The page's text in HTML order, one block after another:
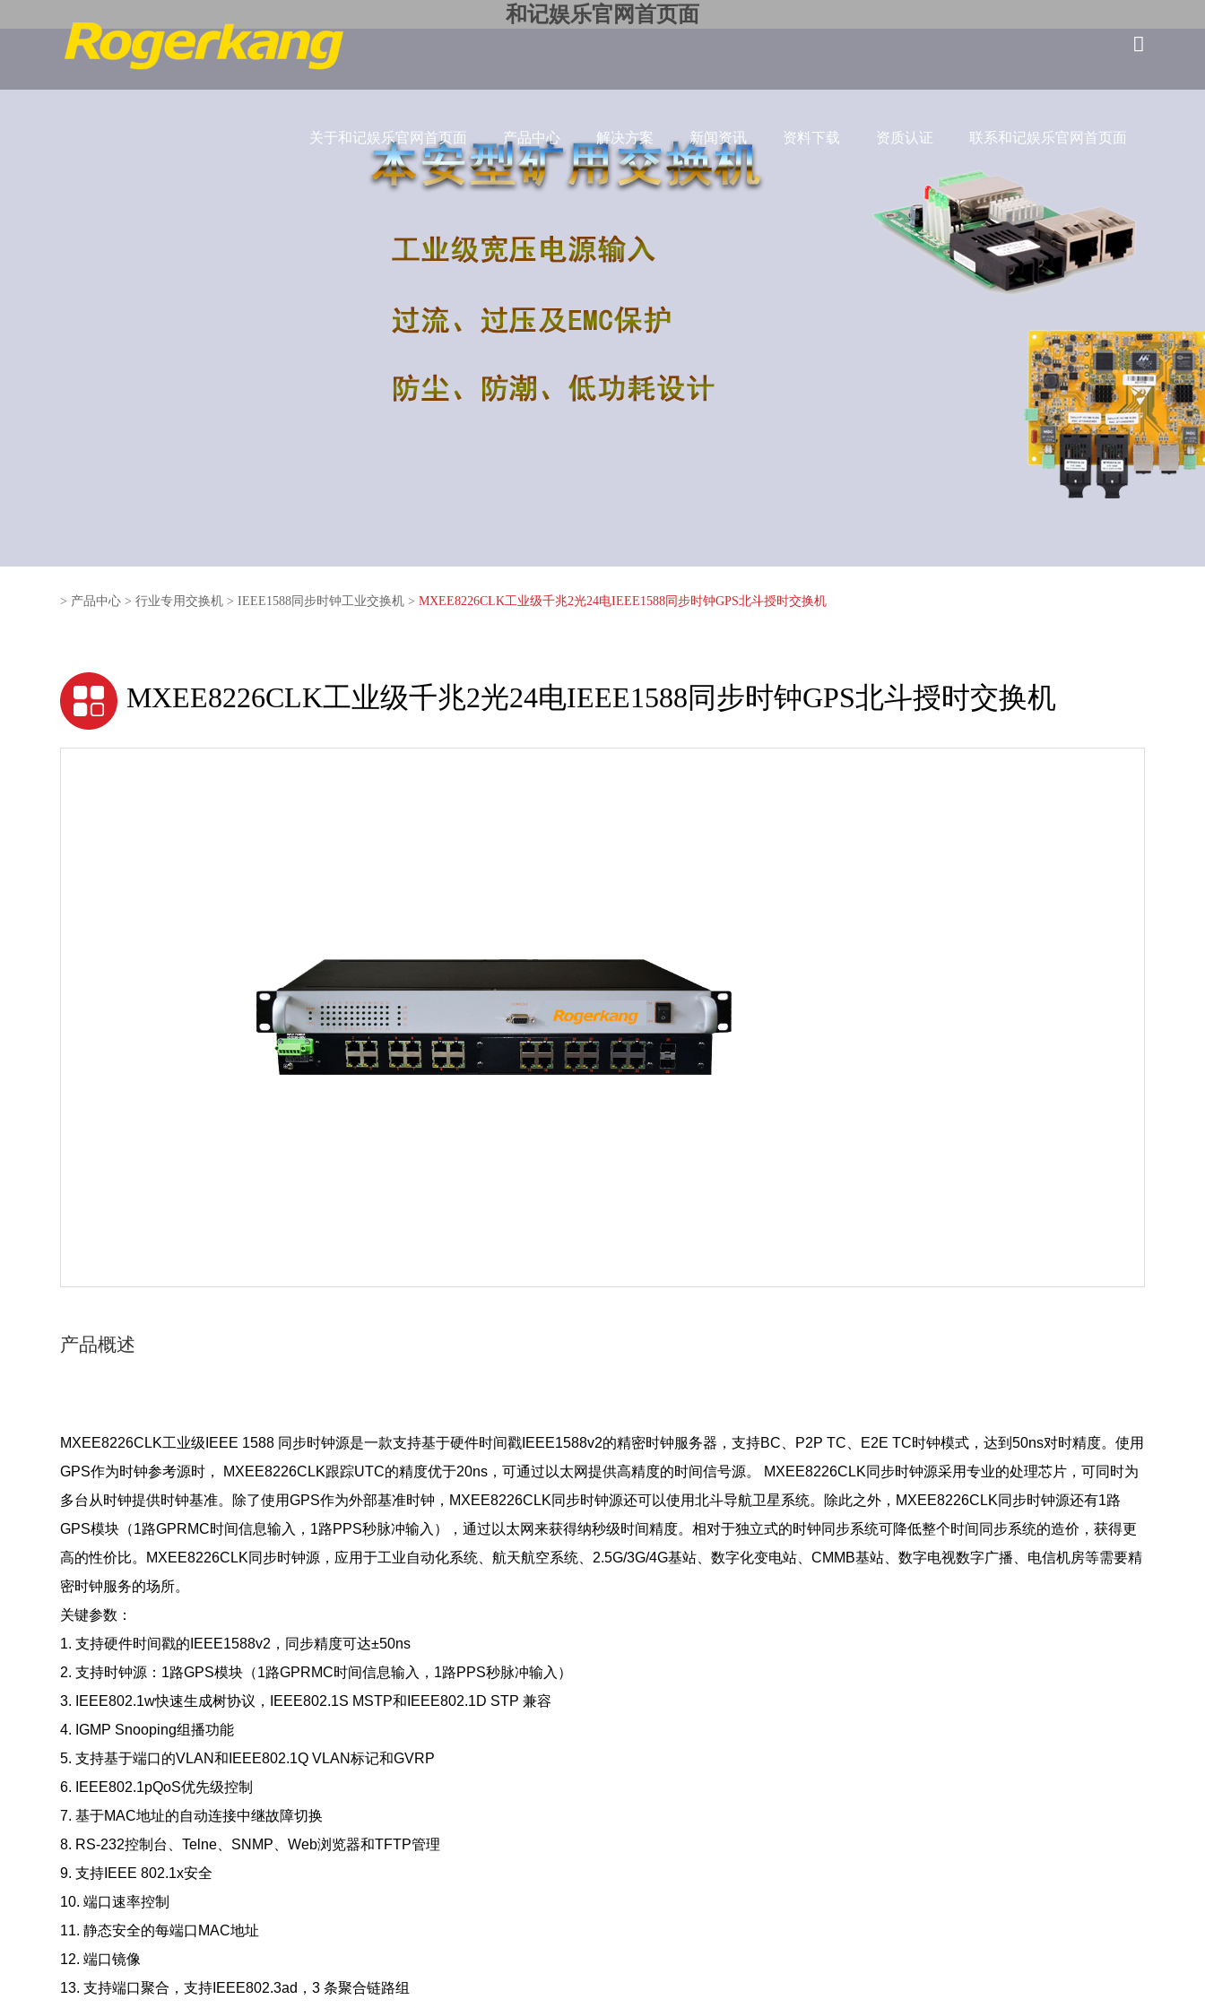
和记娱乐官网首页面
关于和记娱乐官网首页面 产品中心 解决方案 新闻资讯 资料下载 资质认证 联系和记娱乐官网首页面
> 产品中心 >行业专用交换机 >IEEE1588同步时钟工业交换机 >MXEE8226CLK工业级千兆2光24电IEEE1588同步时钟GPS北斗授时交换机
MXEE8226CLK工业级千兆2光24电IEEE1588同步时钟GPS北斗授时交换机
产品概述
MXEE8226CLK工业级IEEE 1588 同步时钟源是一款支持基于硬件时间戳IEEE1588v2的精密时钟服务器，支持BC、P2P TC、E2E TC时钟模式，达到50ns对时精度。使用
GPS作为时钟参考源时， MXEE8226CLK跟踪UTC的精度优于20ns，可通过以太网提供高精度的时间信号源。 MXEE8226CLK同步时钟源采用专业的处理芯片，可同时为
多台从时钟提供时钟基准。除了使用GPS作为外部基准时钟，MXEE8226CLK同步时钟源还可以使用北斗导航卫星系统。除此之外，MXEE8226CLK同步时钟源还有1路
GPS模块（1路GPRMC时间信息输入，1路PPS秒脉冲输入），通过以太网来获得纳秒级时间精度。相对于独立式的时钟同步系统可降低整个时间同步系统的造价，获得更
高的性价比。
MXEE8226CLK同步时钟源，应用于工业自动化系统、航天航空系统、2.5G/3G/4G基站、数字化变电站、CMMB基站、数字电视数字广播、电信机房等需要精
密时钟服务的场所。
关键参数：
1. 支持硬件时间戳的IEEE1588v2，同步精度可达±50ns
2. 支持时钟源：1路GPS模块（1路GPRMC时间信息输入，1路PPS秒脉冲输入）
3. IEEE802.1w快速生成树协议，IEEE802.1S MSTP和IEEE802.1D STP 兼容
4. IGMP Snooping组播功能
5. 支持基于端口的VLAN和IEEE802.1Q VLAN标记和GVRP
6. IEEE802.1pQoS优先级控制
7. 基于MAC地址的自动连接中继故障切换
8. RS-232控制台、Telne、SNMP、Web浏览器和TFTP管理
9. 支持IEEE 802.1x安全
10. 端口速率控制
11. 静态安全的每端口MAC地址
12. 端口镜像
13. 支持端口聚合，支持IEEE802.3ad，3 条聚合链路组